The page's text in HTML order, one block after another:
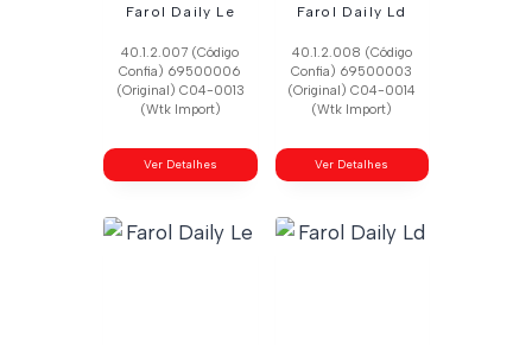
Farol Daily Le
40.1.2.007 (Código
Confia) 69500006
(Original) C04-0013
(Wtk Import)
Ver Detalhes
Farol Daily Ld
40.1.2.008 (Código
Confia) 69500003
(Original) C04-0014
(Wtk Import)
Ver Detalhes